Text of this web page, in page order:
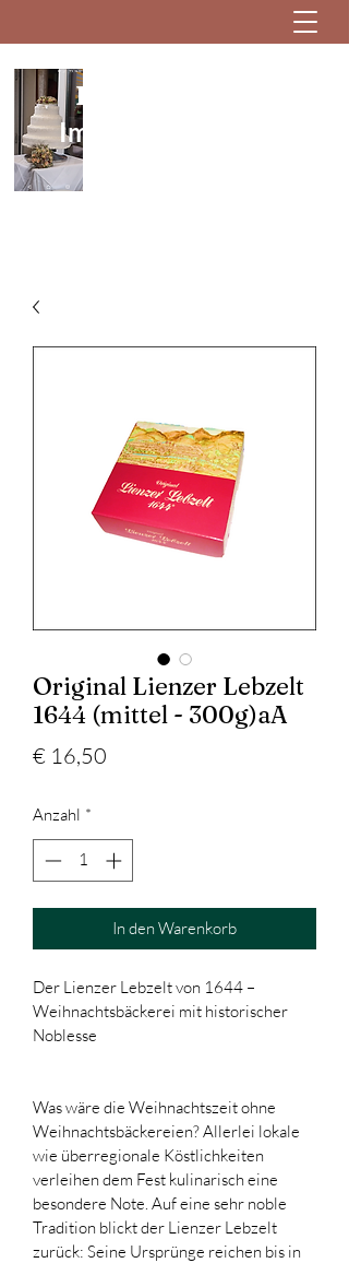
Konditorei Glanzl
Immer eine Sünde wert
Original Lienzer Lebzelt
1644 (mittel - 300g)aA
€ 16,50
Anzahl *
In den Warenkorb
Der Lienzer Lebzelt von 1644 –
Weihnachtsbäckerei mit historischer
Noblesse
Was wäre die Weihnachtszeit ohne
Weihnachtsbäckereien? Allerlei lokale
wie überregionale Köstlichkeiten
verleihen dem Fest kulinarisch eine
besondere Note. Auf eine sehr noble
Tradition blickt der Lienzer Lebzelt
zurück: Seine Ursprünge reichen bis in